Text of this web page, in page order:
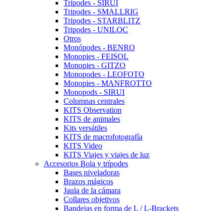
Trípodes - SIRUI
Tripodes - SMALLRIG
Tripodes - STARBLITZ
Tripodes - UNILOC
Otros
Monópodes - BENRO
Monopies - FEISOL
Monopies - GITZO
Monopodes - LEOFOTO
Monopies - MANFROTTO
Monopods - SIRUI
Columnas centrales
KITS Observation
KITS de animales
Kits versátiles
KITS de macrofotografía
KITS Video
KITS Viajes y viajes de luz
Accesorios Bola y trípodes
Bases niveladoras
Brazos mágicos
Jaula de la cámara
Collares objetivos
Bandejas en forma de L / L-Brackets